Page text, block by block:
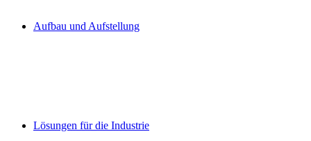
Aufbau und Aufstellung
Lösungen für die Industrie